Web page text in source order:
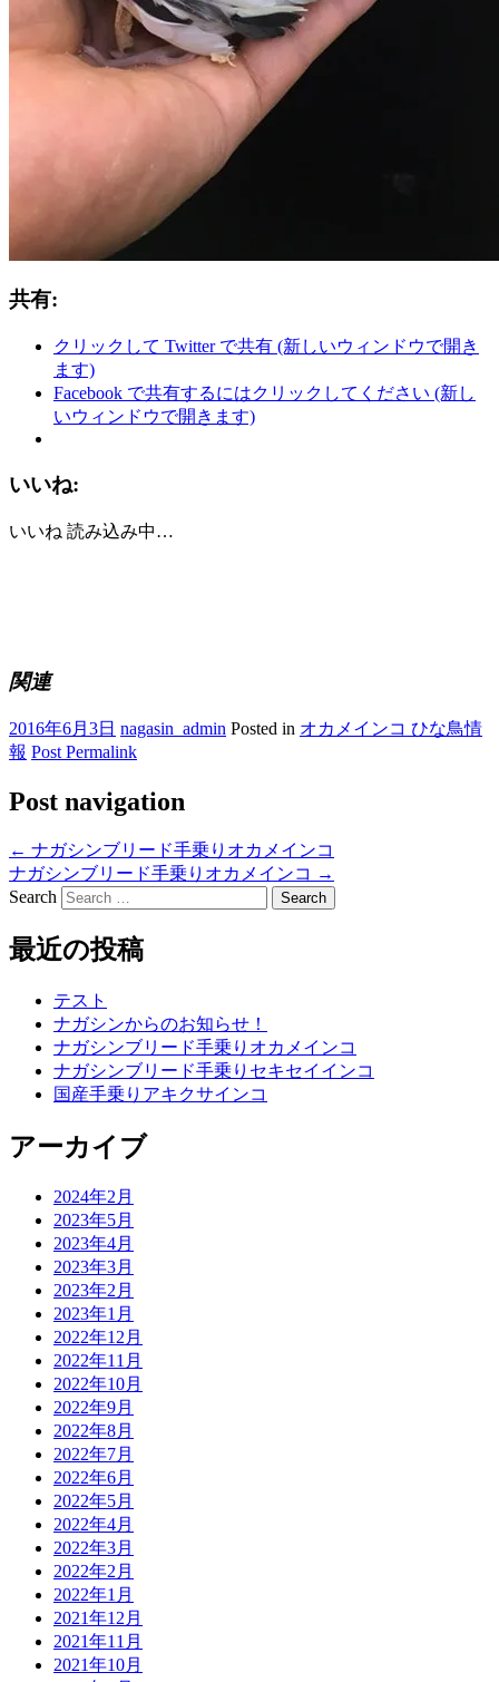
共有:
クリックして Twitter で共有 (新しいウィンドウで開き
ます)
Facebook で共有するにはクリックしてください (新し
いウィンドウで開きます)
いいね:
いいね 読み込み中…
関連
2016年6月3日 nagasin_admin Posted in オカメインコ ひな鳥情
報 Post Permalink
Post navigation
← ナガシンブリード手乗りオカメインコ
ナガシンブリード手乗りオカメインコ →
Search
最近の投稿
テスト
ナガシンからのお知らせ！
ナガシンブリード手乗りオカメインコ
ナガシンブリード手乗りセキセイインコ
国産手乗りアキクサインコ
アーカイブ
2024年2月
2023年5月
2023年4月
2023年3月
2023年2月
2023年1月
2022年12月
2022年11月
2022年10月
2022年9月
2022年8月
2022年7月
2022年6月
2022年5月
2022年4月
2022年3月
2022年2月
2022年1月
2021年12月
2021年11月
2021年10月